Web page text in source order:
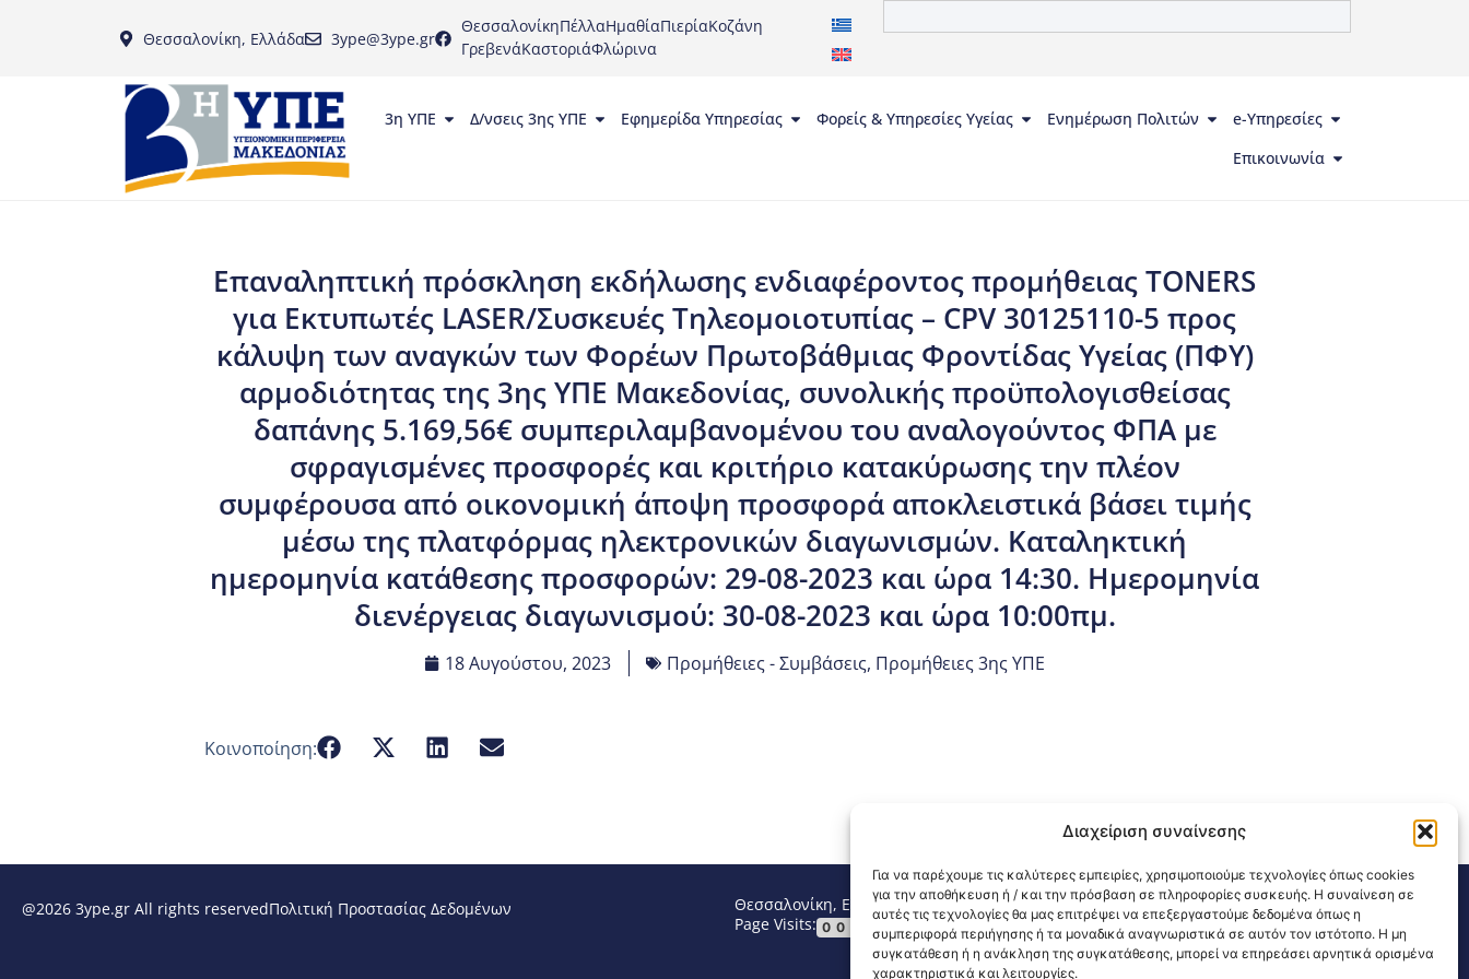
Διαχείριση συναίνεσης
Για να παρέχουμε τις καλύτερες εμπειρίες, χρησιμοποιούμε τεχνολογίες όπως cookies
για την αποθήκευση ή / και την πρόσβαση σε πληροφορίες συσκευής. Η συναίνεση σε
αυτές τις τεχνολογίες θα μας επιτρέψει να επεξεργαστούμε δεδομένα όπως η
συμπεριφορά περιήγησης ή τα μοναδικά αναγνωριστικά σε αυτόν τον ιστότοπο. Η μη
συγκατάθεση ή η ανάκληση της συγκατάθεσης, μπορεί να επηρεάσει αρνητικά ορισμένα
χαρακτηριστικά και λειτουργίες.
Θεσσαλονίκη, Ελλάδα 3ype@3ype.gr
ΘεσσαλονίκηΠέλλαΗμαθίαΠιερίαΚοζάνη
ΓρεβενάΚαστοριάΦλώρινα
3η ΥΠΕ Δ/νσεις 3ης ΥΠΕ Εφημερίδα Υπηρεσίας Φορείς & Υπηρεσίες Υγείας Ενημέρωση Πολιτών
e-Υπηρεσίες
Επικοινωνία
Επαναληπτική πρόσκληση εκδήλωσης ενδιαφέροντος προμήθειας TONERS
για Εκτυπωτές LASER/Συσκευές Τηλεομοιοτυπίας – CPV 30125110-5 προς
κάλυψη των αναγκών των Φορέων Πρωτοβάθμιας Φροντίδας Υγείας (ΠΦΥ)
αρμοδιότητας της 3ης ΥΠΕ Μακεδονίας, συνολικής προϋπολογισθείσας
δαπάνης 5.169,56€ συμπεριλαμβανομένου του αναλογούντος ΦΠΑ με
σφραγισμένες προσφορές και κριτήριο κατακύρωσης την πλέον
συμφέρουσα από οικονομική άποψη προσφορά αποκλειστικά βάσει τιμής
μέσω της πλατφόρμας ηλεκτρονικών διαγωνισμών. Καταληκτική
ημερομηνία κατάθεσης προσφορών: 29-08-2023 και ώρα 14:30. Ημερομηνία
διενέργειας διαγωνισμού: 30-08-2023 και ώρα 10:00πμ.
18 Αυγούστου, 2023 Προμήθειες - Συμβάσεις, Προμήθειες 3ης ΥΠΕ
Κοινοποίηση:
@2026 3ype.gr All rights reservedΠολιτική Προστασίας Δεδομένων Θεσσαλονίκη, Ελλάδα Τηλ: +30 2311 226 200email: 3ype@3ype.gr
Page Visits: 00013 Website Visits: 1592069